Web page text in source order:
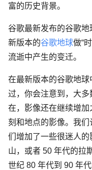
富的历史背景。
谷歌最新发布的谷歌
新版本的谷歌地球做“
流逝中产生的变迁。
在最新版本的谷歌地
过，你会注意到，大
在，影像还在继续增
刻和地点的影像。我
们增加了一些很迷人
山，或者 50 年代的拉
世纪 80 年代到 90 年